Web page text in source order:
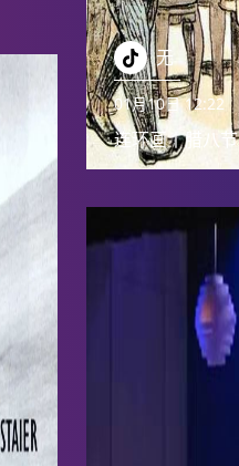
01月10日 12:22
连环画丨腊八节